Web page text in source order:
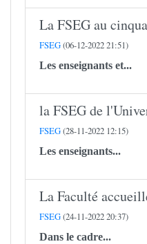
La FSEG au
FSEG(06-12-2022 21:51)
Les enseignants et...
la FSEG de
FSEG(28-11-2022 12:15)
Les enseignants...
La Faculté
FSEG(24-11-2022 20:37)
Dans le cadre...